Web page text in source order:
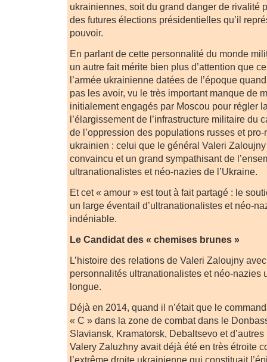
ukrainiennes, soit du grand danger de rivalité
des futures élections présidentielles qu’il
pouvoir.
En parlant de cette personnalité du monde
un autre fait mérite bien plus d’attention que
l’armée ukrainienne datées de l’époque
pas les avoir, vu le très important manque de
initialement engagés par Moscou pour régler
l’élargissement de l’infrastructure militaire du
de l’oppression des populations russes et
ukrainien : celui que le général Valeri
convaincu et un grand sympathisant de
ultranationalistes et néo-nazies de l’Ukraine.
Et cet « amour » est tout à fait partagé : le
un large éventail d’ultranationalistes et néo-
indéniable.
Le Candidat des « chemises brunes »
L’histoire des relations de Valeri Zaloujny
personnalités ultranationalistes et néo-nazies
longue.
Déjà en 2014, quand il n’était que le
« C » dans la zone de combat dans le
Slaviansk, Kramatorsk, Debaltsevo et
Valery Zaluzhny avait déjà été en très étroite
l’extrême droite ukrainienne qui constituait